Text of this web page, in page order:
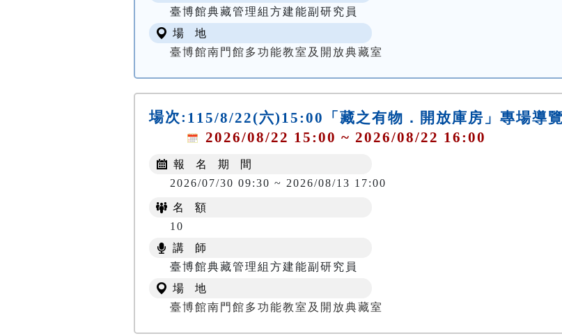
臺博館典藏管理組方建能副研究員
場 地
臺博館南門館多功能教室及開放典藏室
場次: 115/8/22(六)15:00「藏之有物．開放庫房」專場導覽
2026/08/22 15:00 ~ 2026/08/22 16:00
報 名 期 間
2026/07/30 09:30 ~ 2026/08/13 17:00
名 額
10
講 師
臺博館典藏管理組方建能副研究員
場 地
臺博館南門館多功能教室及開放典藏室